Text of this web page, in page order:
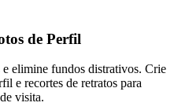
de Perfil
e elimine fundos distrativos. Crie
e recortes de retratos para
visita.